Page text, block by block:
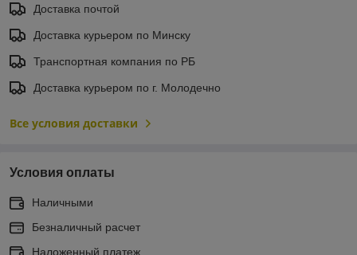
Доставка почтой
Доставка курьером по Минску
Транспортная компания по РБ
Доставка курьером по г. Молодечно
Все условия доставки
Условия оплаты
Наличными
Безналичный расчет
Наложенный платеж